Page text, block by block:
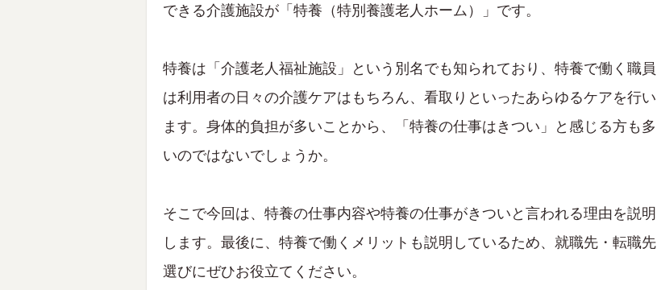
できる介護施設が「特養（特別養護老人ホーム）」です。
特養は「介護老人福祉施設」という別名でも知られており、特養で働く職員
は利用者の日々の介護ケアはもちろん、看取りといったあらゆるケアを行い
ます。身体的負担が多いことから、「特養の仕事はきつい」と感じる方も多
いのではないでしょうか。
そこで今回は、特養の仕事内容や特養の仕事がきついと言われる理由を説明
します。最後に、特養で働くメリットも説明しているため、就職先・転職先
選びにぜひお役立てください。